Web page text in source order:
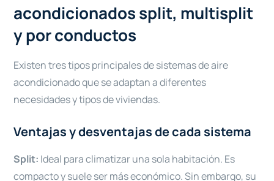
acondicionados split, multisplit
y por conductos
Existen tres tipos principales de sistemas de aire
acondicionado que se adaptan a diferentes
necesidades y tipos de viviendas.
Ventajas y desventajas de cada sistema
Split: Ideal para climatizar una sola habitación. Es
compacto y suele ser más económico. Sin embargo, su